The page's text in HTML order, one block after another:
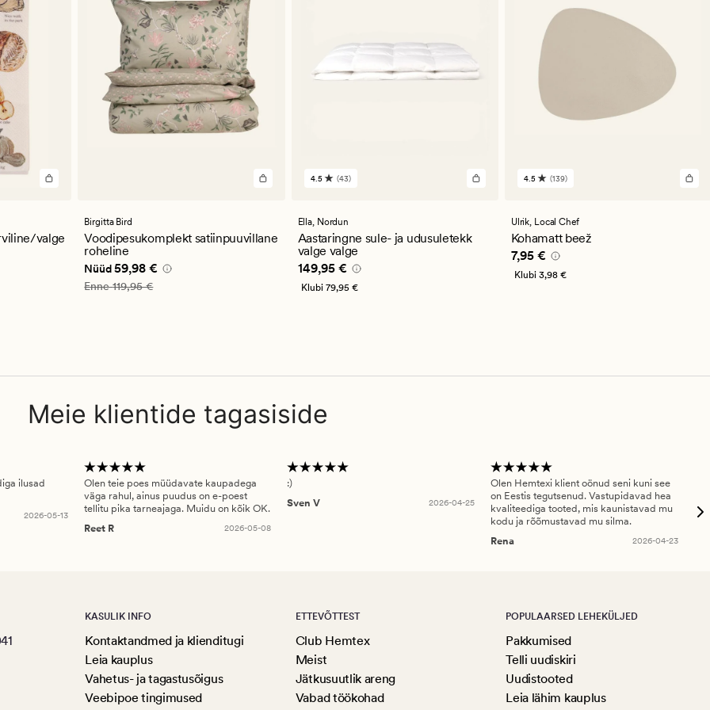
valge
Birgitta Bird
Voodipesukomplekt satiinpuuvillane
roheline
Nåværende pris_ee
Nüüd 59,98 €
Vanlig pris_ee
Enne119,95 €
43
hinnanguga
4.5
4.5 (43)
Ella, Nordun
Aastaringne sule- ja udusuletekk
valge valge
Pris_ee 149,95 €
149,95 €
Klubi 79,95 €
139
hinnanguga
4.5
4.5 (139)
Ulrik, Local Chef
Kohamatt beež
Pris_ee 7,95 €
7,95 €
Klubi 3,98 €
Meie klientide tagasiside
ilusad
2026-05-13
Olen teie poes müüdavate kaupadega
väga rahul, ainus puudus on e-poest
tellitu pika tarneajaga. Muidu on kõik OK.
Reet R
2026-05-08
:)
Sven V
2026-04-25
Olen Hemtexi klient oönud seni kuni see
on Eestis tegutsenud. Vastupidavad hea
kvaliteediga tooted, mis kaunistavad mu
kodu ja rõõmustavad mu silma.
Rena
2026-04-23
KASULIK INFO
Kontaktandmed ja klienditugi
Leia kauplus
Vahetus- ja tagastusõigus
Veebipoe tingimused
ETTEVÕTTEST
Club Hemtex
Meist
Jätkusuutlik areng
Vabad töökohad
POPULAARSED LEHEKÜLJED
Pakkumised
Telli uudiskiri
Uudistooted
Leia lähim kauplus